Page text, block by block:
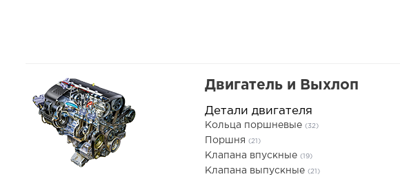
Двигатель и Выхлоп
Детали двигателя
Кольца поршневые (32)
Поршня (21)
Клапана впускные (19)
Клапана выпускные (21)